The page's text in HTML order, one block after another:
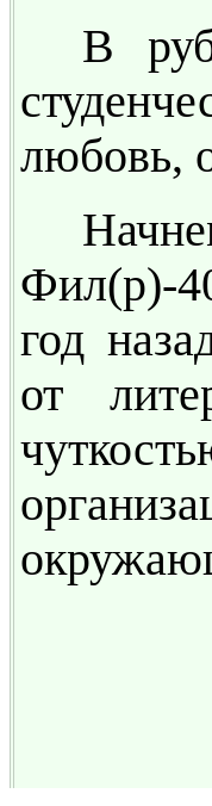
В
любовь,
Фил(р)-
год
от